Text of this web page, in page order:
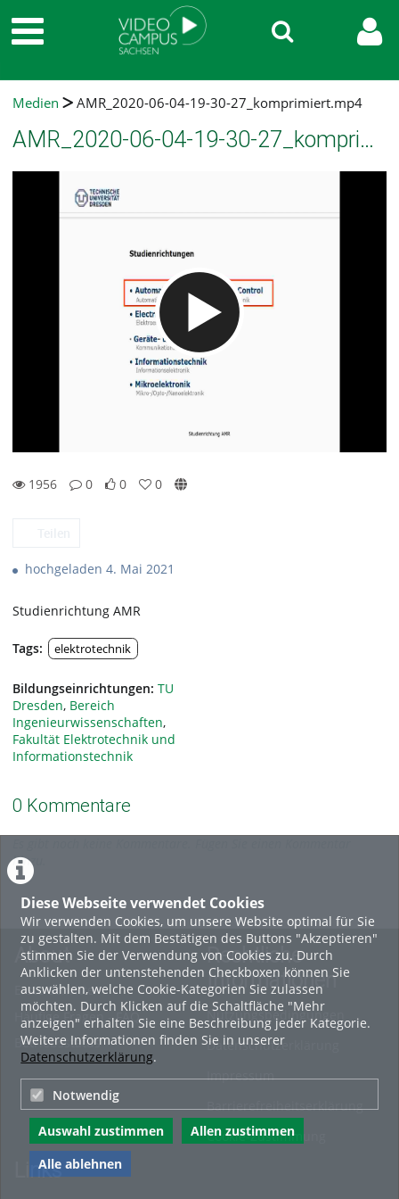
Diese Webseite verwendet Cookies
Wir verwenden Cookies, um unsere Website optimal für Sie
zu gestalten. Mit dem Bestätigen des Buttons "Akzeptieren"
stimmen Sie der Verwendung von Cookies zu. Durch
Anklicken der untenstehenden Checkboxen können Sie
auswählen, welche Cookie-Kategorien Sie zulassen
möchten. Durch Klicken auf die Schaltfläche "Mehr
anzeigen" erhalten Sie eine Beschreibung jeder Kategorie.
Weitere Informationen finden Sie in unserer
Datenschutzerklärung.
Notwendig
Auswahl zustimmen
Allen zustimmen
Alle ablehnen
Medien AMR_2020-06-04-19-30-27_komprimiert.mp4
AMR_2020-06-04-19-30-27_komprimiert.mp4
1956
0
0
0
hochgeladen 4. Mai 2021
Studienrichtung AMR
Tags: elektrotechnik
Bildungseinrichtungen: TU
Dresden, Bereich
Ingenieurwissenschaften,
Fakultät Elektrotechnik und
Informationstechnik
0 Kommentare
hinzu.
About
Erste Schritte
Häufige Fragen - FAQ
Betriebsstatus
Rechtliche
Informationen
Nutzungsbedingungen
Datenschutzerklärung
Impressum
Barrierefreiheitserklärung
Cookie-Zustimmung
Links